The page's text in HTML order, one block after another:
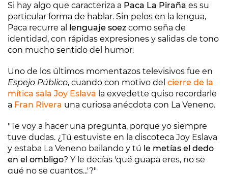
Si hay algo que caracteriza a Paca La Piraña es su
particular forma de hablar. Sin pelos en la lengua,
Paca recurre al lenguaje soez como seña de
identidad, con rápidas expresiones y salidas de tono
con mucho sentido del humor.
Uno de los últimos momentazos televisivos fue en
Espejo Público, cuando con motivo del cierre de la
mítica sala Joy Eslava la exvedette quiso recordarle
a Fran Rivera una curiosa anécdota con La Veneno.
"Te voy a hacer una pregunta, porque yo siempre
tuve dudas. ¿Tú estuviste en la discoteca Joy Eslava
y estaba La Veneno bailando y tú le metías el dedo
en el ombligo? Y le decías 'qué guapa eres, no se
qué no se cuantos...'?"